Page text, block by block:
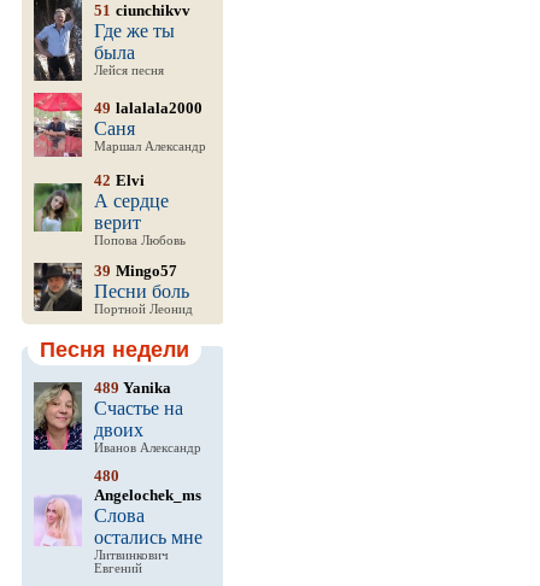
51 ciunchikvv
Где же ты
была
Лейся песня
49 lalalala2000
Саня
Маршал Александр
42 Elvi
А сердце
верит
Попова Любовь
39 Mingo57
Песни боль
Портной Леонид
Песня недели
489 Yanika
Счастье на
двоих
Иванов Александр
480
Angelochek_ms
Слова
остались мне
Литвинкович
Евгений